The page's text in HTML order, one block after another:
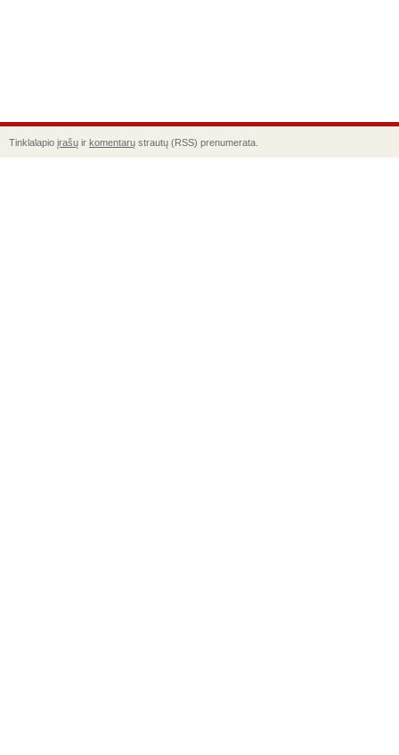
Tinklalapio įrašų ir komentarų strautų (RSS) prenumerata.